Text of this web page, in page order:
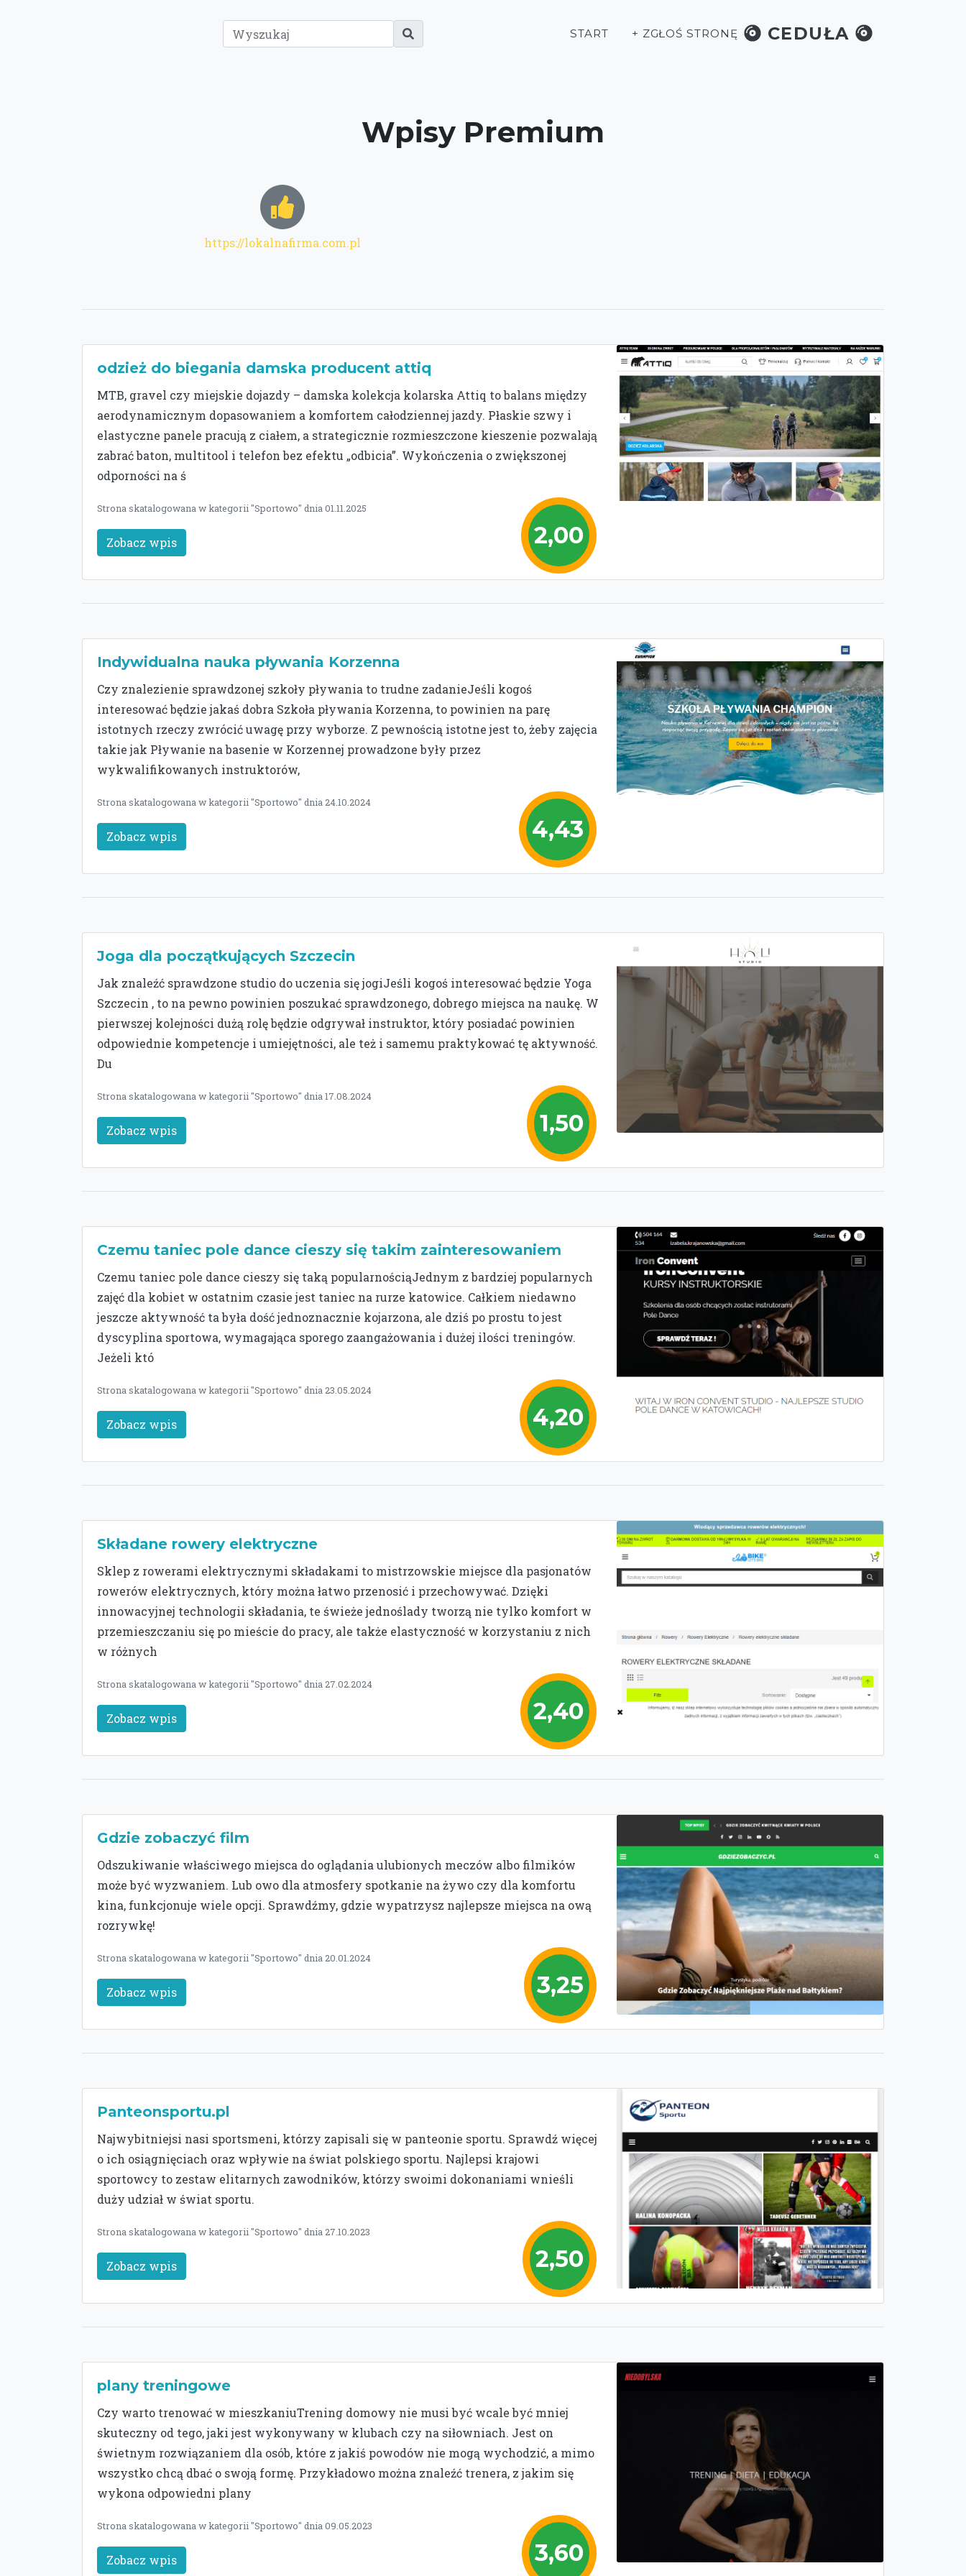
START + ZGŁOŚ STRONĘ CEDUŁA
Wpisy Premium
https://lokalnafirma.com.pl
odzież do biegania damska producent attiq
MTB, gravel czy miejskie dojazdy – damska kolekcja kolarska Attiq to balans między
aerodynamicznym dopasowaniem a komfortem całodziennej jazdy. Płaskie szwy i
elastyczne panele pracują z ciałem, a strategicznie rozmieszczone kieszenie pozwalają
zabrać baton, multitool i telefon bez efektu „odbicia”. Wykończenia o zwiększonej
odporności na ś
2,00
Strona skatalogowana w kategorii "Sportowo" dnia 01.11.2025
Zobacz wpis
Indywidualna nauka pływania Korzenna
Czy znalezienie sprawdzonej szkoły pływania to trudne zadanieJeśli kogoś
interesować będzie jakaś dobra Szkoła pływania Korzenna, to powinien na parę
istotnych rzeczy zwrócić uwagę przy wyborze. Z pewnością istotne jest to, żeby zajęcia
takie jak Pływanie na basenie w Korzennej prowadzone były przez
wykwalifikowanych instruktorów,
4,43
Strona skatalogowana w kategorii "Sportowo" dnia 24.10.2024
Zobacz wpis
Joga dla początkujących Szczecin
Jak znaleźć sprawdzone studio do uczenia się jogiJeśli kogoś interesować będzie Yoga
Szczecin , to na pewno powinien poszukać sprawdzonego, dobrego miejsca na naukę. W
pierwszej kolejności dużą rolę będzie odgrywał instruktor, który posiadać powinien
odpowiednie kompetencje i umiejętności, ale też i samemu praktykować tę aktywność.
Du
1,50
Strona skatalogowana w kategorii "Sportowo" dnia 17.08.2024
Zobacz wpis
Czemu taniec pole dance cieszy się takim zainteresowaniem
Czemu taniec pole dance cieszy się taką popularnościąJednym z bardziej popularnych
zajęć dla kobiet w ostatnim czasie jest taniec na rurze katowice. Całkiem niedawno
jeszcze aktywność ta była dość jednoznacznie kojarzona, ale dziś po prostu to jest
dyscyplina sportowa, wymagająca sporego zaangażowania i dużej ilości treningów.
Jeżeli któ
4,20
Strona skatalogowana w kategorii "Sportowo" dnia 23.05.2024
Zobacz wpis
Składane rowery elektryczne
Sklep z rowerami elektrycznymi składakami to mistrzowskie miejsce dla pasjonatów
rowerów elektrycznych, który można łatwo przenosić i przechowywać. Dzięki
innowacyjnej technologii składania, te świeże jednoślady tworzą nie tylko komfort w
przemieszczaniu się po mieście do pracy, ale także elastyczność w korzystaniu z nich
w różnych
2,40
Strona skatalogowana w kategorii "Sportowo" dnia 27.02.2024
Zobacz wpis
Gdzie zobaczyć film
Odszukiwanie właściwego miejsca do oglądania ulubionych meczów albo filmików
może być wyzwaniem. Lub owo dla atmosfery spotkanie na żywo czy dla komfortu
kina, funkcjonuje wiele opcji. Sprawdźmy, gdzie wypatrzysz najlepsze miejsca na ową
rozrywkę!
3,25
Strona skatalogowana w kategorii "Sportowo" dnia 20.01.2024
Zobacz wpis
Panteonsportu.pl
Najwybitniejsi nasi sportsmeni, którzy zapisali się w panteonie sportu. Sprawdź więcej
o ich osiągnięciach oraz wpływie na świat polskiego sportu. Najlepsi krajowi
sportowcy to zestaw elitarnych zawodników, którzy swoimi dokonaniami wnieśli
duży udział w świat sportu.
2,50
Strona skatalogowana w kategorii "Sportowo" dnia 27.10.2023
Zobacz wpis
plany treningowe
Czy warto trenować w mieszkaniuTrening domowy nie musi być wcale być mniej
skuteczny od tego, jaki jest wykonywany w klubach czy na siłowniach. Jest on
świetnym rozwiązaniem dla osób, które z jakiś powodów nie mogą wychodzić, a mimo
wszystko chcą dbać o swoją formę. Przykładowo można znaleźć trenera, z jakim się
wykona odpowiedni plany
3,60
Strona skatalogowana w kategorii "Sportowo" dnia 09.05.2023
Zobacz wpis